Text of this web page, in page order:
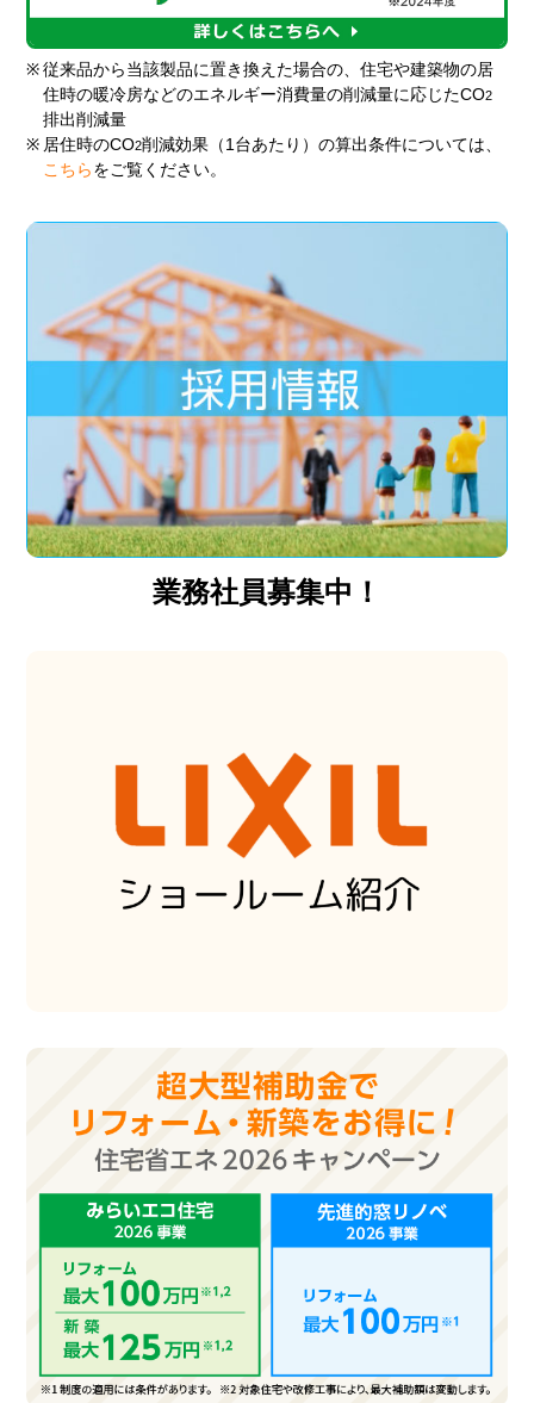
※ 従来品から当該製品に置き換えた場合の、住宅や建築物の居
住時の暖冷房などのエネルギー消費量の削減量に応じたCO2
排出削減量
※ 居住時のCO2削減効果（1台あたり）の算出条件については、
こちら をご覧ください。
業務社員募集中！